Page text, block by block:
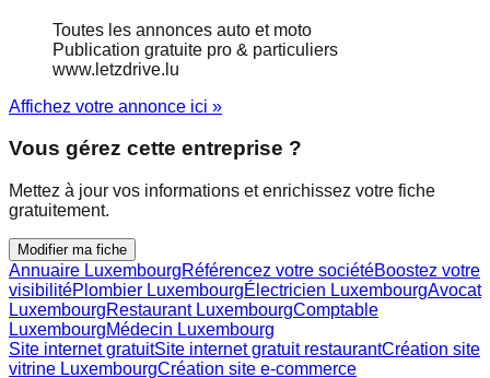
Toutes les annonces auto et moto
Publication gratuite pro & particuliers
www.letzdrive.lu
Affichez votre annonce ici »
Vous gérez cette entreprise ?
Mettez à jour vos informations et enrichissez votre fiche
gratuitement.
Modifier ma fiche
Annuaire LuxembourgRéférencez votre sociétéBoostez votre
visibilitéPlombier LuxembourgÉlectricien LuxembourgAvocat
LuxembourgRestaurant LuxembourgComptable
LuxembourgMédecin Luxembourg
Site internet gratuitSite internet gratuit restaurantCréation site
vitrine LuxembourgCréation site e-commerce